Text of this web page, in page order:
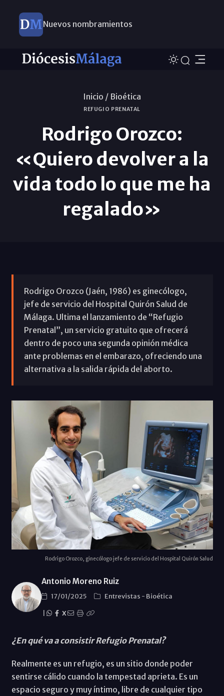
Nuevos nombramientos
Inicio / Bioética
REFUGIO PRENATAL
Rodrigo Orozco:
«Quiero devolver a la
vida todo lo que me ha
regalado»
Rodrigo Orozco (Jaén, 1986) es ginecólogo,
jefe de servicio del Hospital Quirón Salud de
Málaga. Ultima el lanzamiento de “Refugio
Prenatal”, un servicio gratuito que ofrecerá
dentro de poco una segunda opinión médica
ante problemas en el embarazo, ofreciendo una
alternativa a la salida rápida del aborto.
Rodrigo Orozco, ginecólogo jefe de servicio del Hospital Quirón Salud
Antonio Moreno Ruiz
17/01/2025 Entrevistas - Bioética
X
¿En qué va a consistir Refugio Prenatal?
Realmente es un refugio, es un sitio donde poder
sentirse cálido cuando la tempestad aprieta. Es un
espacio seguro y muy íntimo, libre de cualquier tipo